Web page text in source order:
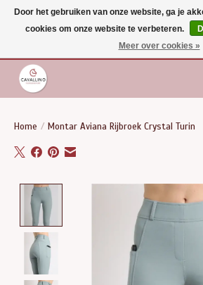
Gratis verzending vanaf €75 binnen BE - vanaf €100
dezelfde dag verzonden | Klantendienst: +32 (0)51 21 27
Home / Montar Aviana Rijbroek Crystal Turin
Product image slideshow
Door het gebruiken van onze website, ga je
cookies om onze website te verbeteren.
Meer over cookies »